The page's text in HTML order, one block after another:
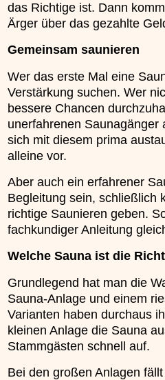
das Richtige ist. Dann
Ärger über das gezahlte
Gemeinsam saunieren
Wer das erste Mal eine
Verstärkung suchen. Wer
bessere Chancen
unerfahrenen
sich mit diesem prima
alleine vor.
Aber auch ein erfahrener
Begleitung sein, schließlich
richtige Saunieren geben.
fachkundiger Anleitung
Welche Sauna ist die
Grundlegend hat man die
Sauna-Anlage und einem
Varianten haben durchaus
kleinen Anlage die Sauna
Stammgästen schnell auf.
Bei den großen Anlagen